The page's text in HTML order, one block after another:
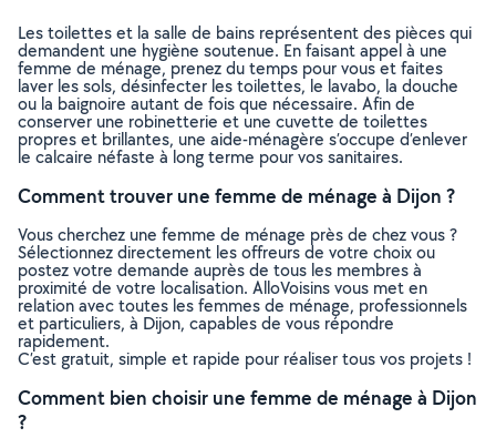
Les toilettes et la salle de bains représentent des pièces qui
demandent une hygiène soutenue. En faisant appel à une
femme de ménage, prenez du temps pour vous et faites
laver les sols, désinfecter les toilettes, le lavabo, la douche
ou la baignoire autant de fois que nécessaire. Afin de
conserver une robinetterie et une cuvette de toilettes
propres et brillantes, une aide-ménagère s’occupe d’enlever
le calcaire néfaste à long terme pour vos sanitaires.
Comment trouver une femme de ménage à Dijon ?
Vous cherchez une femme de ménage près de chez vous ?
Sélectionnez directement les offreurs de votre choix ou
postez votre demande auprès de tous les membres à
proximité de votre localisation. AlloVoisins vous met en
relation avec toutes les femmes de ménage, professionnels
et particuliers, à Dijon, capables de vous répondre
rapidement.
C’est gratuit, simple et rapide pour réaliser tous vos projets !
Comment bien choisir une femme de ménage à Dijon
?